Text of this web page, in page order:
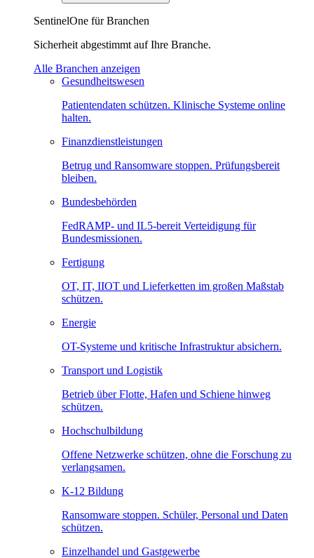
SentinelOne für Branchen
Sicherheit abgestimmt auf Ihre Branche.
Alle Branchen anzeigen
Gesundheitswesen
Patientendaten schützen. Klinische Systeme online
halten.
Finanzdienstleistungen
Betrug und Ransomware stoppen. Prüfungsbereit
bleiben.
Bundesbehörden
FedRAMP- und IL5-bereit Verteidigung für
Bundesmissionen.
Fertigung
OT, IT, IIOT und Lieferketten im großen Maßstab
schützen.
Energie
OT-Systeme und kritische Infrastruktur absichern.
Transport und Logistik
Betrieb über Flotte, Hafen und Schiene hinweg
schützen.
Hochschulbildung
Offene Netzwerke schützen, ohne die Forschung zu
verlangsamen.
K-12 Bildung
Ransomware stoppen. Schüler, Personal und Daten
schützen.
Einzelhandel und Gastgewerbe